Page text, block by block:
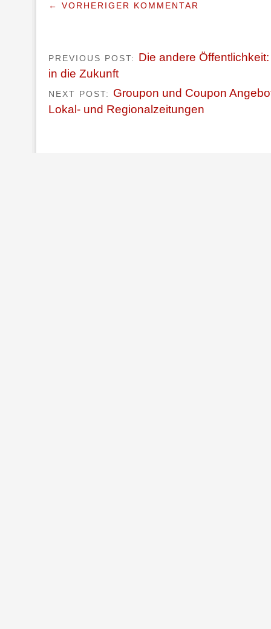
← VORHERIGER KOMMENTAR
PREVIOUS POST: Die andere
in die Zukunft
NEXT POST: Groupon und Coupon
Lokal- und Regionalzeitungen